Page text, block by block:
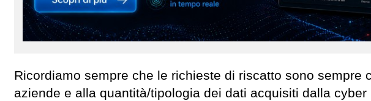
Ricordiamo sempre che le richieste di riscatto sono sempre
aziende e alla quantità/tipologia dei dati acquisiti dalla cyber